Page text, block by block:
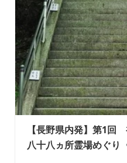
【長野県内発】第1
八十八ヵ所霊場めぐ